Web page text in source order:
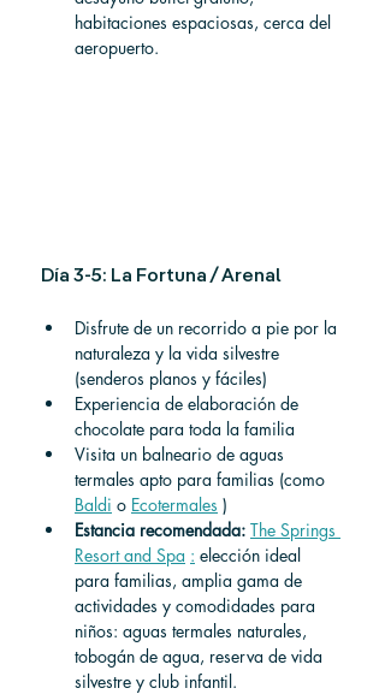
habitaciones espaciosas, cerca del
aeropuerto.
Día 3-5: La Fortuna / Arenal
Disfrute de un recorrido a pie por la
naturaleza y la vida silvestre
(senderos planos y fáciles)
Experiencia de elaboración de
chocolate para toda la familia
Visita un balneario de aguas
termales apto para familias (como
Baldi o Ecotermales )
Estancia recomendada: The Springs
Resort and Spa : elección ideal
para familias, amplia gama de
actividades y comodidades para
niños: aguas termales naturales,
tobogán de agua, reserva de vida
silvestre y club infantil.